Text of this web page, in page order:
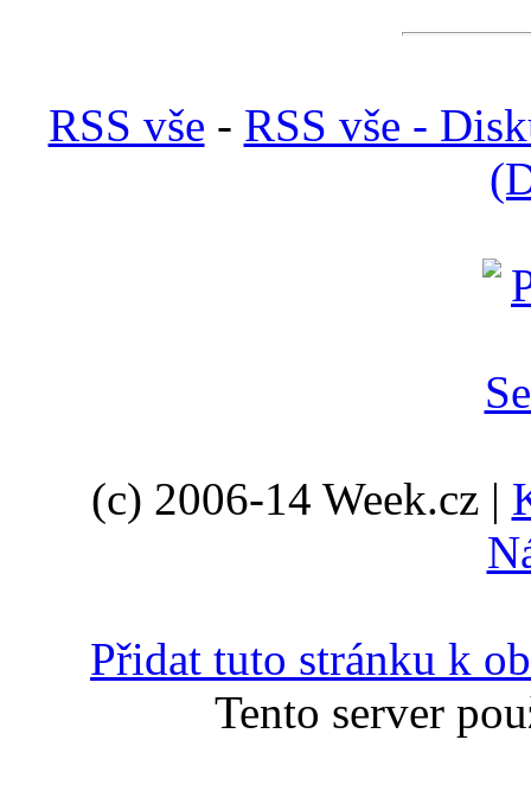
RSS vše - RSS vše -
(c) 2006-14 Week.cz |
Přidat tuto stránku k
Tento server